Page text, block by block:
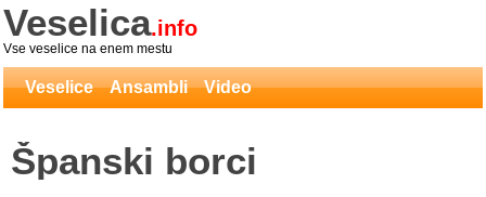
Veselica.info
Vse veselice na enem mestu
Veselice Ansambli Video
Španski borci